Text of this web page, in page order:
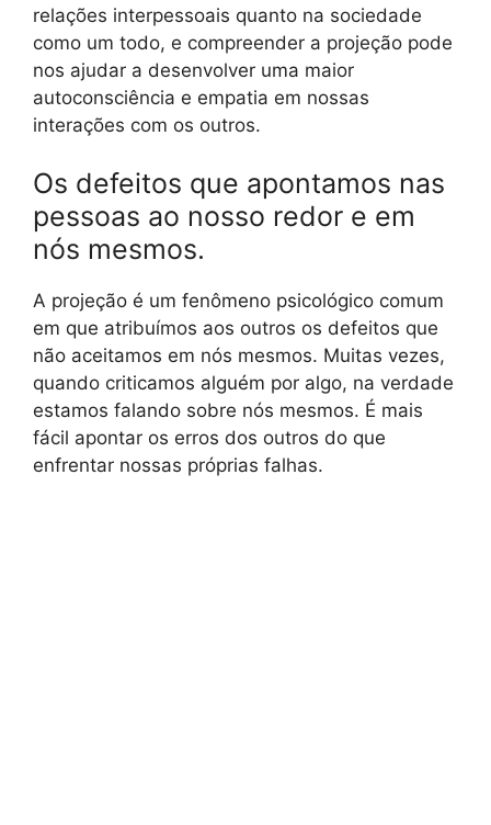
relações interpessoais quanto na sociedade
como um todo, e compreender a projeção pode
nos ajudar a desenvolver uma maior
autoconsciência e empatia em nossas
interações com os outros.
Os defeitos que apontamos nas
pessoas ao nosso redor e em
nós mesmos.
A projeção é um fenômeno psicológico comum
em que atribuímos aos outros os defeitos que
não aceitamos em nós mesmos. Muitas vezes,
quando criticamos alguém por algo, na verdade
estamos falando sobre nós mesmos. É mais
fácil apontar os erros dos outros do que
enfrentar nossas próprias falhas.